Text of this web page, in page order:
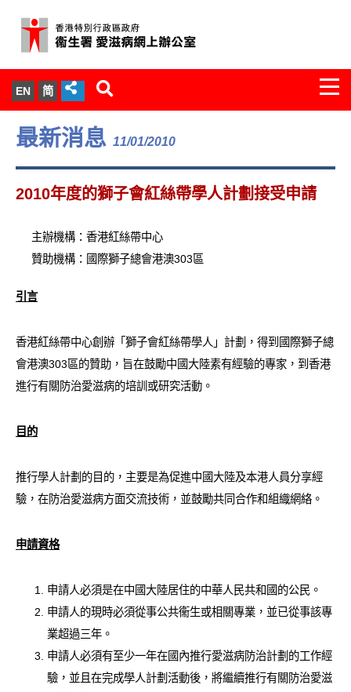
EN 简
關於我們
服務範圍
新聞發佈
愛滋病呈報表格
最新消息 11/01/2010
2010年度的獅子會紅絲帶學人計劃接受申請
主辦機構：香港紅絲帶中心
贊助機構：國際獅子總會港澳303區
引言
香港紅絲帶中心創辦「獅子會紅絲帶學人」計劃，得到國際獅子總
會港澳303區的贊助，旨在鼓勵中國大陸素有經驗的專家，到香港
進行有關防治愛滋病的培訓或研究活動。
目的
推行學人計劃的目的，主要是為促進中國大陸及本港人員分享經
驗，在防治愛滋病方面交流技術，並鼓勵共同合作和組織網絡。
申請資格
申請人必須是在中國大陸居住的中華人民共和國的公民。
申請人的現時必須從事公共衞生或相關專業，並已從事該專
業超過三年。
申請人必須有至少一年在國內推行愛滋病防治計劃的工作經
驗，並且在完成學人計劃活動後，將繼續推行有關防治愛滋